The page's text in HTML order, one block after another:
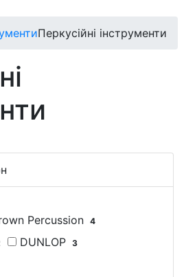
Перкусійні інструменти
Percussion 4
DUNLOP 3